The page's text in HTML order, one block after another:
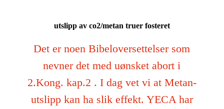
utslipp av co2/metan truer fosteret
Det er noen Bibeloversettelser som
nevner det med uønsket abort i
2.Kong. kap.2 . I dag vet vi at Metan-
utslipp kan ha slik effekt. YECA har